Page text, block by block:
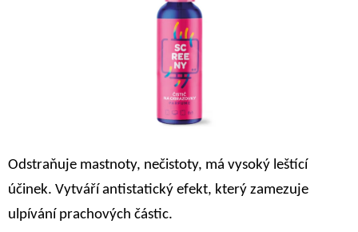
Odstraňuje mastnoty, nečistoty, má vysoký leštící
účinek. Vytváří antistatický efekt, který zamezuje
ulpívání prachových částic.